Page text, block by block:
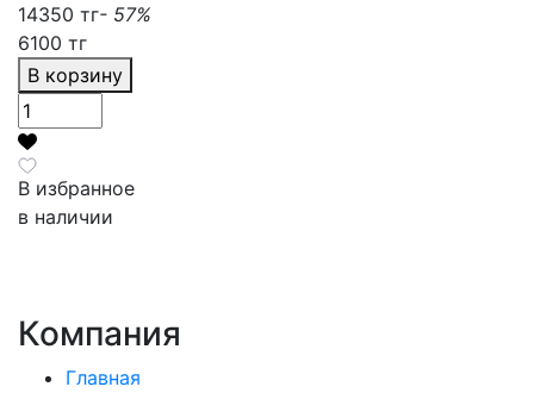
14350 тг- 57%
6100 тг
В корзину
В избранное
в наличии
Компания
Главная